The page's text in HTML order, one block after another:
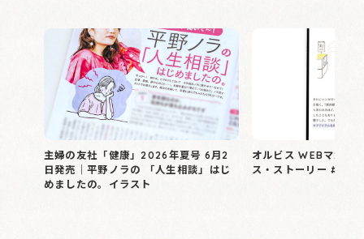
主婦の友社「健康」2026年夏号 6月2
日発売｜平野ノラの 「人生相談」はじ
めましたの。イラスト
オルビス WEBマガジ
ス・ストーリー #03」